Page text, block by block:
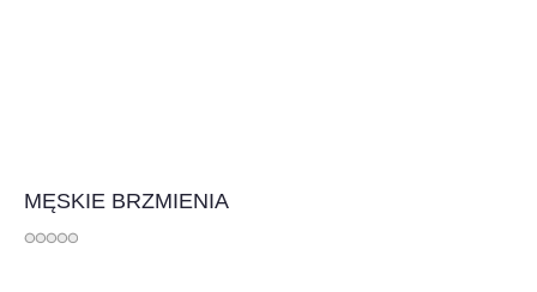
MĘSKIE BRZMIENIA